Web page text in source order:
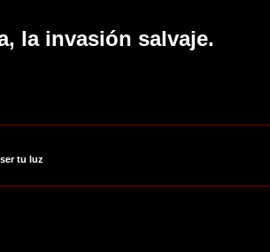
la invasión salvaje.
tu luz